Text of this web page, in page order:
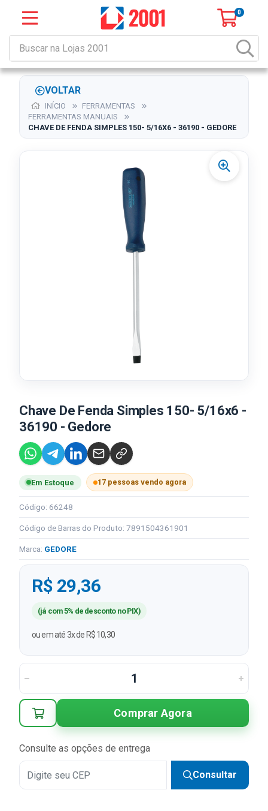
0
VOLTAR
INÍCIO
FERRAMENTAS
FERRAMENTAS MANUAIS
CHAVE DE FENDA SIMPLES 150- 5/16X6 - 36190 - GEDORE
Chave De Fenda Simples 150- 5/16x6 -
36190 - Gedore
Em Estoque 17 pessoas vendo agora
Código: 66248
Código de Barras do Produto: 7891504361901
Marca: GEDORE
R$ 29,36
(já com 5% de desconto no PIX)
ou em até 3x de R$ 10,30
Comprar Agora
Consulte as opções de entrega
Consultar